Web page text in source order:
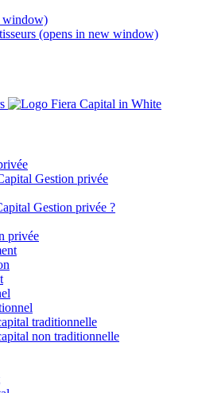
window)
(opens in new window)
Gestion privée
Gestion privée ?
privée
traditionnelle
non traditionnelle